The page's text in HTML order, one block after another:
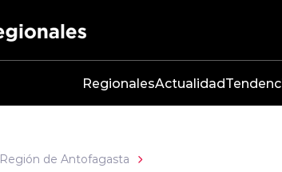
RegionalesActualidad
Región de Antofagasta